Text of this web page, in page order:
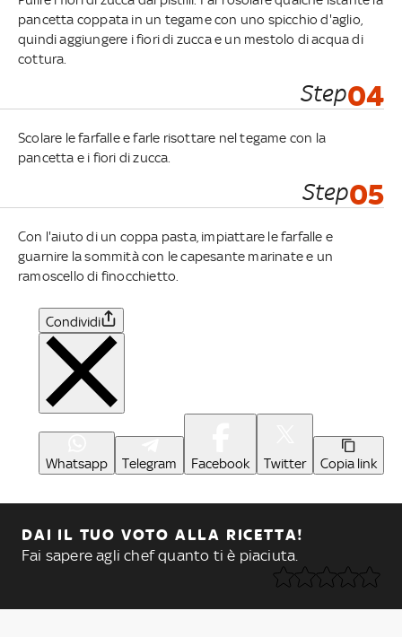
pancetta coppata in un tegame con uno spicchio d'aglio,
quindi aggiungere i fiori di zucca e un mestolo di acqua di
cottura.
Step04
Scolare le farfalle e farle risottare nel tegame con la
pancetta e i fiori di zucca.
Step05
Con l'aiuto di un coppa pasta, impiattare le farfalle e
guarnire la sommità con le capesante marinate e un
ramoscello di finocchietto.
Condividi
Whatsapp Telegram Facebook Twitter Copia link
DAI IL TUO VOTO ALLA RICETTA!
Fai sapere agli chef quanto ti è piaciuta.